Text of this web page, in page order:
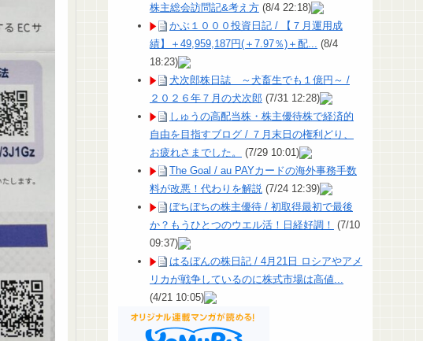
株主総会訪問記&考え方 (8/4 22:18)
かぶ１０００投資日記 / 【７月運用成
績】＋49,959,187円(＋7.97％)＋配...
(8/4
18:23)
犬次郎株日誌 ～犬畜生でも１億円～ /
２０２６年７月の犬次郎 (7/31 12:28)
しゅうの高配当株・株主優待株で経済的
自由を目指すブログ / ７月末日の権利どり、
お疲れさまでした。
(7/29 10:01)
The Goal / au PAYカードの海外事務手数
料が改悪！代わりを解説 (7/24 12:39)
ぼちぼちの株主優待 / 初取得最初で最後
か？もうひとつのウエル活！日経好調！ (7/10
09:37)
はるぼんの株日記 / 4月21日 ロシアやアメ
リカが戦争しているのに株式市場は高値...
(4/21 10:05)